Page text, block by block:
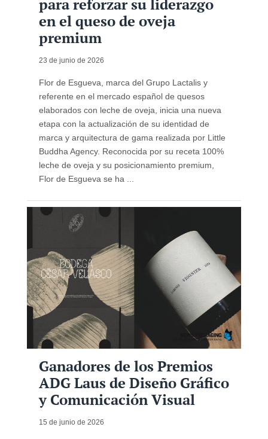
para reforzar su liderazgo
en el queso de oveja
premium
23 de junio de 2026
Flor de Esgueva, marca del Grupo Lactalis y
referente en el mercado español de quesos
elaborados con leche de oveja, inicia una nueva
etapa con la actualización de su identidad de
marca y arquitectura de gama realizada por Little
Buddha Agency. Reconocida por su receta 100%
leche de oveja y su posicionamiento premium,
Flor de Esgueva se ha ...
Ganadores de los Premios
ADG Laus de Diseño Gráfico
y Comunicación Visual
15 de junio de 2026